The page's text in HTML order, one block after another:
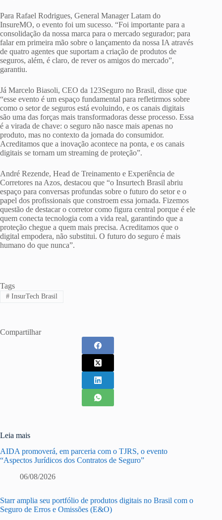
Para Rafael Rodrigues, General Manager Latam do
InsureMO, o evento foi um sucesso. “Foi importante para a
consolidação da nossa marca para o mercado segurador; para
falar em primeira mão sobre o lançamento da nossa IA através
de quatro agentes que suportam a criação de produtos de
seguros, além, é claro, de rever os amigos do mercado”,
garantiu.
Já Marcelo Biasoli, CEO da 123Seguro no Brasil, disse que
“esse evento é um espaço fundamental para refletirmos sobre
como o setor de seguros está evoluindo, e os canais digitais
são uma das forças mais transformadoras desse processo. Essa
é a virada de chave: o seguro não nasce mais apenas no
produto, mas no contexto da jornada do consumidor.
Acreditamos que a inovação acontece na ponta, e os canais
digitais se tornam um streaming de proteção”.
André Rezende, Head de Treinamento e Experiência de
Corretores na Azos, destacou que “o Insurtech Brasil abriu
espaço para conversas profundas sobre o futuro do setor e o
papel dos profissionais que constroem essa jornada. Fizemos
questão de destacar o corretor como figura central porque é ele
quem conecta tecnologia com a vida real, garantindo que a
proteção chegue a quem mais precisa. Acreditamos que o
digital empodera, não substitui. O futuro do seguro é mais
humano do que nunca”.
Tags
#InsurTech Brasil
Compartilhar
Leia mais
AIDA promoverá, em parceria com o TJRS, o evento
“Aspectos Jurídicos dos Contratos de Seguro”
06/08/2026
Starr amplia seu portfólio de produtos digitais no Brasil com o
Seguro de Erros e Omissões (E&O)